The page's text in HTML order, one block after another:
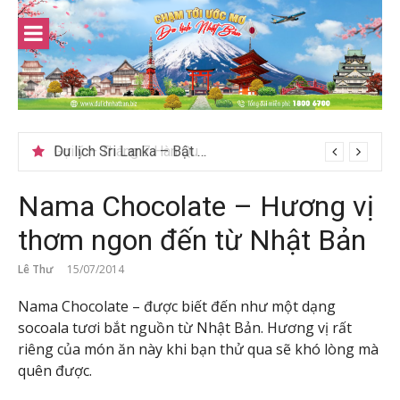
Skip
content
Gợi ý – Tháng 7 Hàn Quốc nên đi đâu, mặc gì đẹp?
Nama Chocolate – Hương vị
thơm ngon đến từ Nhật Bản
Lê Thư 15/07/2014
Nama Chocolate – được biết đến như một dạng
socoala tươi bắt nguồn từ Nhật Bản. Hương vị rất
riêng của món ăn này khi bạn thử qua sẽ khó lòng mà
quên được.